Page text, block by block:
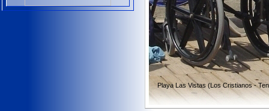
Playa Las Vistas (Los Cristianos -